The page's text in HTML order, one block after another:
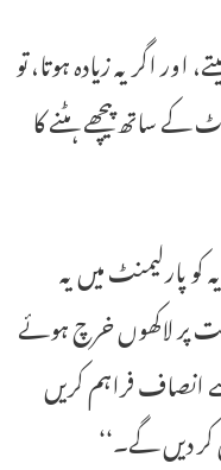
اگر یہ زیادہ ہوتا، تو
ساتھ پیچھے ہٹنے کا
پارلیمنٹ میں یہ
پر لاکھوں خرچ ہوئے
انصاف فراہم کریں
دیں گے۔‘‘